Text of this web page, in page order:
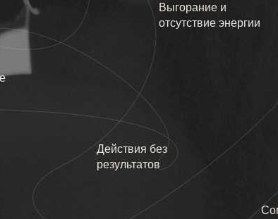
Выгорание и
отсутствие энергии
Действия без
результатов